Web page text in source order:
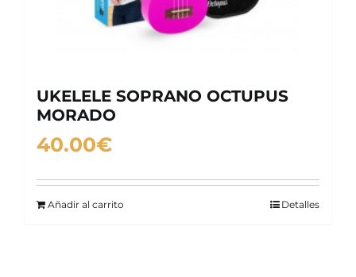
UKELELE SOPRANO OCTUPUS
MORADO
40.00€
Añadir al carrito Detalles